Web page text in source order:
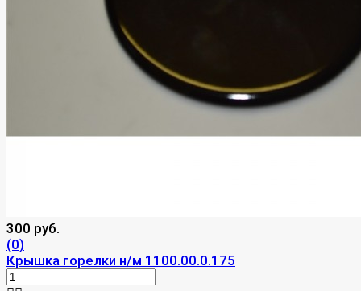
300 руб.
(0)
Крышка горелки н/м 1100.00.0.175